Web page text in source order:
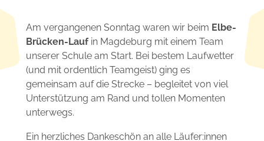
Am vergangenen Sonntag waren wir beim Elbe-
Brücken-Laufin Magdeburg mit einem Team
unserer Schule am Start. Bei bestem Laufwetter
(und mit ordentlich Teamgeist) ging es
gemeinsam auf die Strecke – begleitet von viel
Unterstützung am Rand und tollen Momenten
unterwegs.
Ein herzliches Dankeschön an alle Läufer:innen